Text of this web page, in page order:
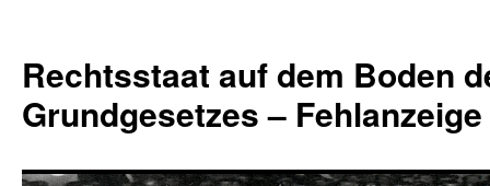
springen
Rechtsstaat auf dem Boden
Grundgesetzes –